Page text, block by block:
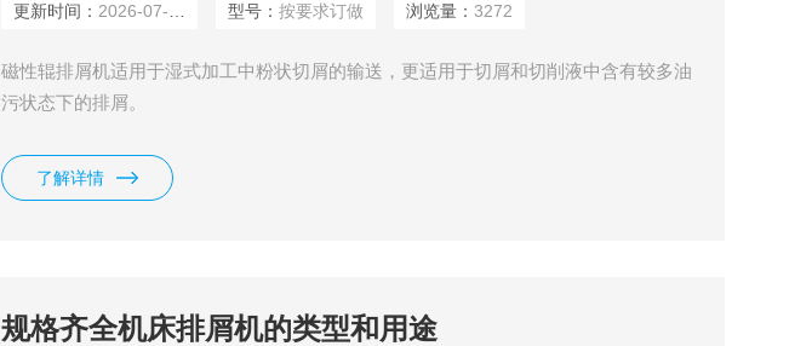
更新时间： 2026-07-14 型号：按要求订做 浏览量：3272
磁性辊排屑机适用于湿式加工中粉状切屑的输送，更适用于切屑和切削液中含有较多油
污状态下的排屑。
了解详情
规格齐全机床排屑机的类型和用途